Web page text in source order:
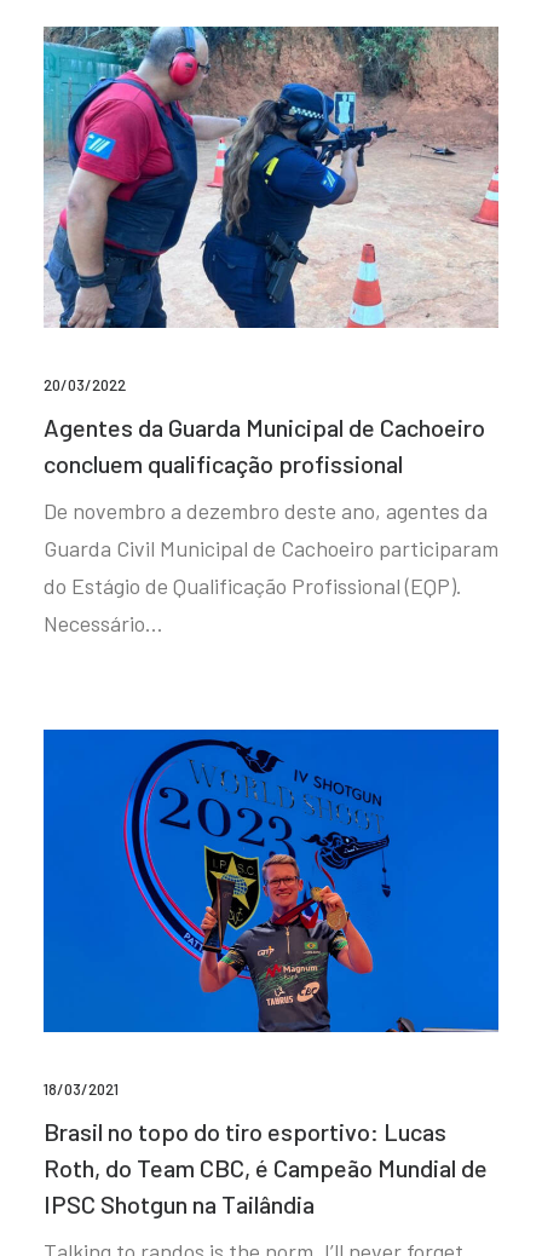
20/03/2022
Agentes da Guarda Municipal de Cachoeiro
concluem qualificação profissional
De novembro a dezembro deste ano, agentes da
Guarda Civil Municipal de Cachoeiro participaram
do Estágio de Qualificação Profissional (EQP).
Necessário…
18/03/2021
Brasil no topo do tiro esportivo: Lucas
Roth, do Team CBC, é Campeão Mundial de
IPSC Shotgun na Tailândia